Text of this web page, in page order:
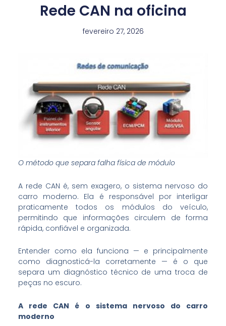
Rede CAN na oficina
fevereiro 27, 2026
O método que separa falha física de módulo
A rede CAN é, sem exagero, o sistema nervoso do
carro moderno. Ela é responsável por interligar
praticamente todos os módulos do veículo,
permitindo que informações circulem de forma
rápida, confiável e organizada.
Entender como ela funciona — e principalmente
como diagnosticá-la corretamente — é o que
separa um diagnóstico técnico de uma troca de
peças no escuro.
A rede CAN é o sistema nervoso do carro
moderno